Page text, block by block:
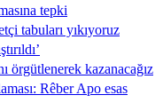
tepki
tabuları yıkıyoruz
örgütlenerek kazanacağız
Rêber Apo esas